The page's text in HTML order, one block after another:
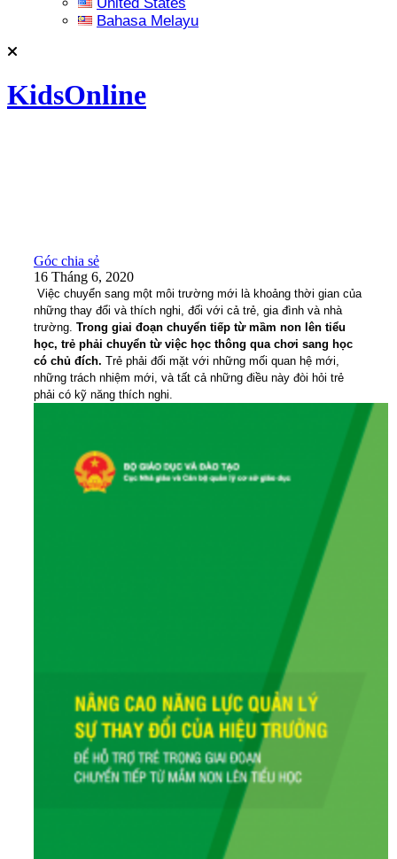
Bahasa Melayu
KidsOnline
Góc chia sẻ
16 Tháng 6, 2020
Việc chuyển sang một môi trường mới là khoảng thời gian của
những thay đổi và thích nghi, đối với cả trẻ, gia đình và nhà
trường. Trong giai đoạn chuyển tiếp từ mầm non lên tiểu
học, trẻ phải chuyển từ việc học thông qua chơi sang học
có chủ đích. Trẻ phải đối mặt với những mối quan hệ mới,
những trách nhiệm mới, và tất cả những điều này đòi hỏi trẻ
phải có kỹ năng thích nghi